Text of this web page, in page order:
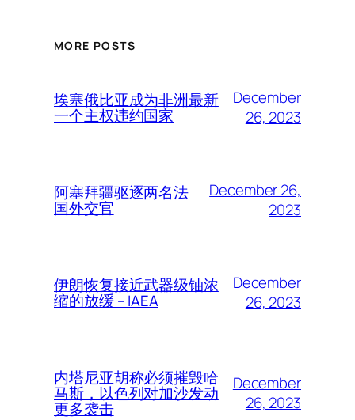
MORE POSTS
埃塞俄比亚成为非洲最新
一个主权违约国家
December
26, 2023
阿塞拜疆驱逐两名法
国外交官
December 26,
2023
伊朗恢复接近武器级铀浓
缩的放缓 – IAEA
December
26, 2023
内塔尼亚胡称必须摧毁哈
马斯，以色列对加沙发动
更多袭击
December
26, 2023